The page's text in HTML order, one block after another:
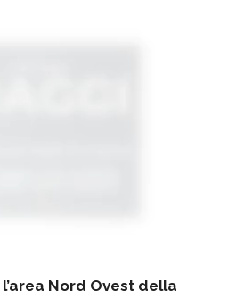
l’area Nord Ovest della